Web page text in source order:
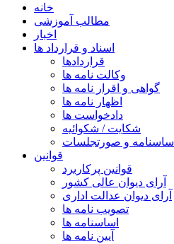
خانه
مطالب آموزشی
اخبار
اسناد و قرارداد ها
قراردادها
وکالت نامه ها
گواهی و اقرار نامه ها
اظهار نامه ها
دادخواست ها
شکایت / شکوائیه
اساسنامه و صورتجلسات
قوانین
قوانین پرکاربرد
آرای دیوان عالی کشور
آرای دیوان عدالت اداری
تصویب نامه ها
اساسنامه ها
آیین نامه ها